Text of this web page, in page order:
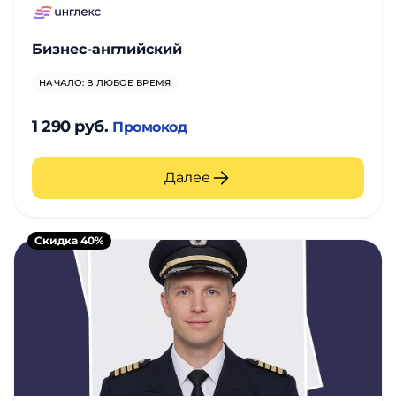
Бизнес-английский
НАЧАЛО: В ЛЮБОЕ ВРЕМЯ
1 290 руб. Промокод
Далее
Скидка 40%